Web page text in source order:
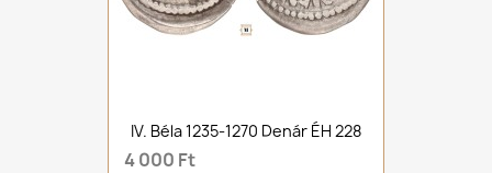
IV. Béla 1235-1270 Denár ÉH 228
4 000 Ft